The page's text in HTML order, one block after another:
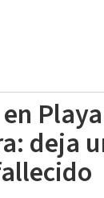
Playa
deja